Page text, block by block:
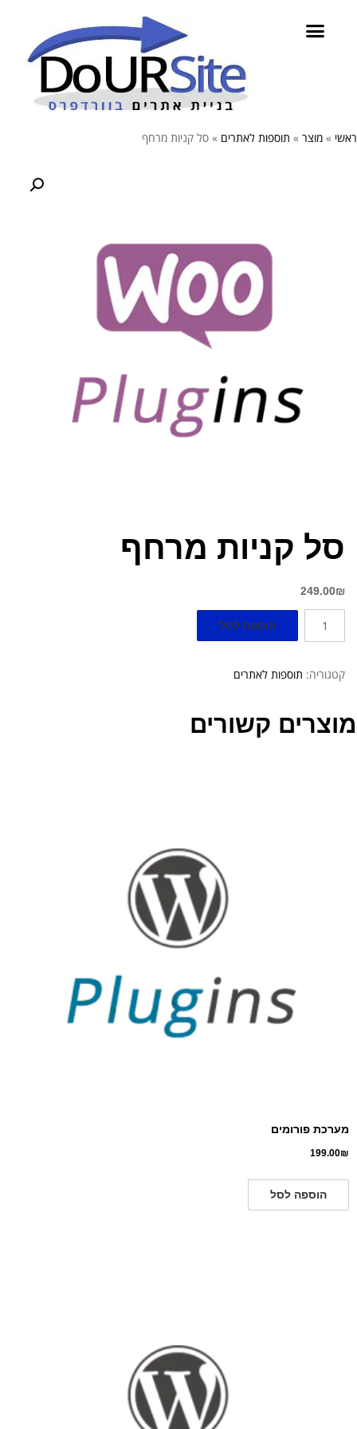
ראשי » מוצר » תוספות לאתרים » סל קניות מרחף
סל קניות מרחף
249.00₪
הוספה לסל
קטגוריה: תוספות לאתרים
מוצרים קשורים
מערכת פורומים
199.00₪
הוספה לסל